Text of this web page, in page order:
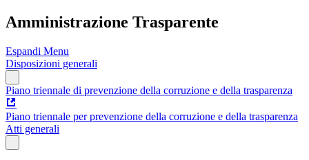
Amministrazione Trasparente
Espandi Menu
Disposizioni generali
Piano triennale di prevenzione della corruzione e della trasparenza
Piano triennale per prevenzione della corruzione e della trasparenza
Atti generali